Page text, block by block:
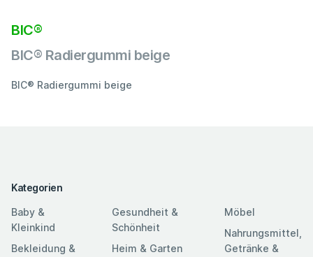
BIC®
BIC® Radiergummi beige
BIC® Radiergummi beige
Kategorien
Baby &
Kleinkind
Bekleidung &
Gesundheit &
Schönheit
Heim & Garten
Möbel
Nahrungsmittel,
Getränke &